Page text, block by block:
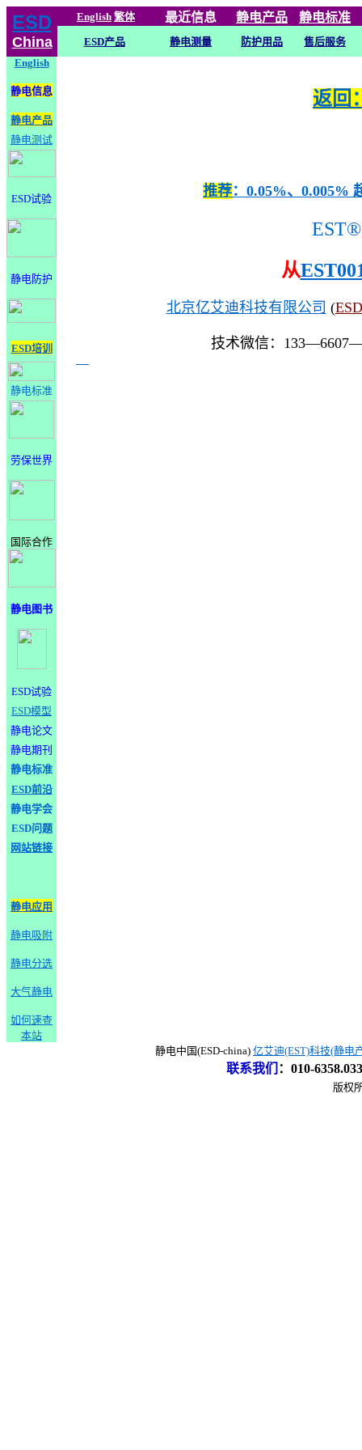
ESD
China
English 繁体 最近信息 静电产品 静电标准
ESD产品 静电测量 防护用品
售后服务
English
静电信息
静电产品
静电测试
ESD试验
静电防护
ESD培训
静电标准
劳保世界
国际合作
静电图书
ESD试验
ESD模型
静电论文
静电期刊
静电标准
ESD前沿
静电学会
ESD问题
网站链接
静电应用
静电吸附
静电分选
大气静电
如何速查
本站
返回
推荐：0.05%、0.005%
EST®
从
北京亿艾迪科技有限公司 (
技术微信：
静电中国(ESD-china) 亿艾迪(EST)科技(静电
联系我们 ： 010-
版权